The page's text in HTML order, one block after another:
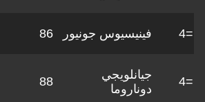
=4 فينيسيوس جونيور 86
=4
جيانلويجي
دوناروما
88